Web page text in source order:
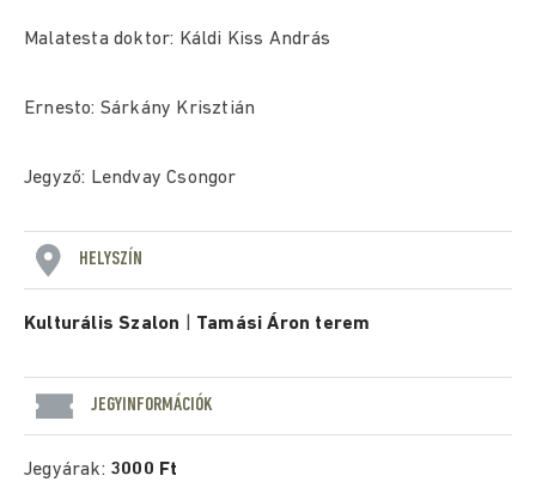
Malatesta doktor: Káldi Kiss András
Ernesto: Sárkány Krisztián
Jegyző: Lendvay Csongor
HELYSZÍN
Kulturális Szalon Tamási Áron terem
JEGYINFORMÁCIÓK
Jegyárak: 3000 Ft